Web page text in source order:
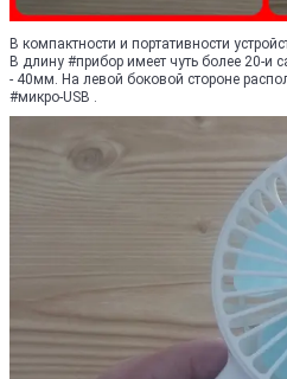
В компактности и портативности
В длину #прибор имеет чуть более 20-и
- 40мм. На левой боковой стороне
#микро-USB .